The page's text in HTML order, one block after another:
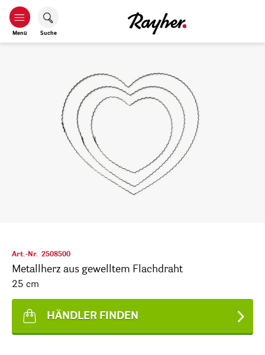
Menü Suche
Art.-Nr. 2508500
Metallherz aus gewelltem Flachdraht
25 cm
HÄNDLER FINDEN